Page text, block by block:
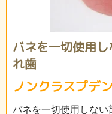
バネを一切使用
れ歯
ノンクラスプデ
バネを一切使用しない